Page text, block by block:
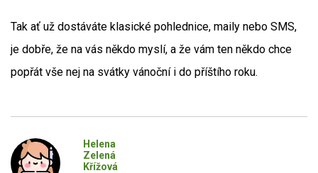
Tak ať už dostáváte klasické pohlednice, maily nebo SMS,
je dobře, že na vás někdo myslí, a že vám ten někdo chce
popřát vše nej na svátky vánoční i do příštího roku.
Helena
Zelená
Křížová